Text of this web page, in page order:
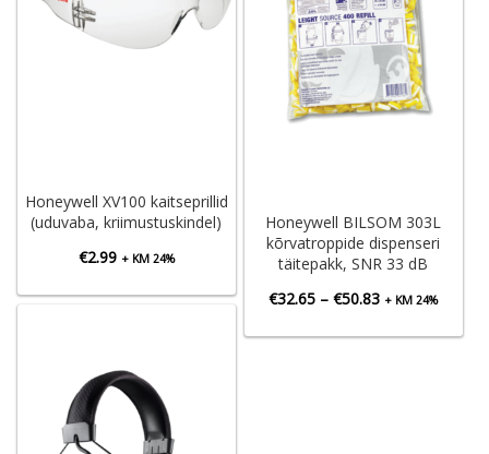
Honeywell XV100 kaitseprillid
(uduvaba, kriimustuskindel)
€2.99 + KM 24%
Honeywell BILSOM 303L
kõrvatroppide dispenseri
täitepakk, SNR 33 dB
€32.65 – €50.83Hinnavahemik:
+ KM 24%